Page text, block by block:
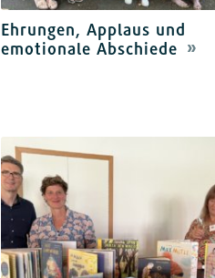
Ehrungen, Applaus und
emotionale Abschiede